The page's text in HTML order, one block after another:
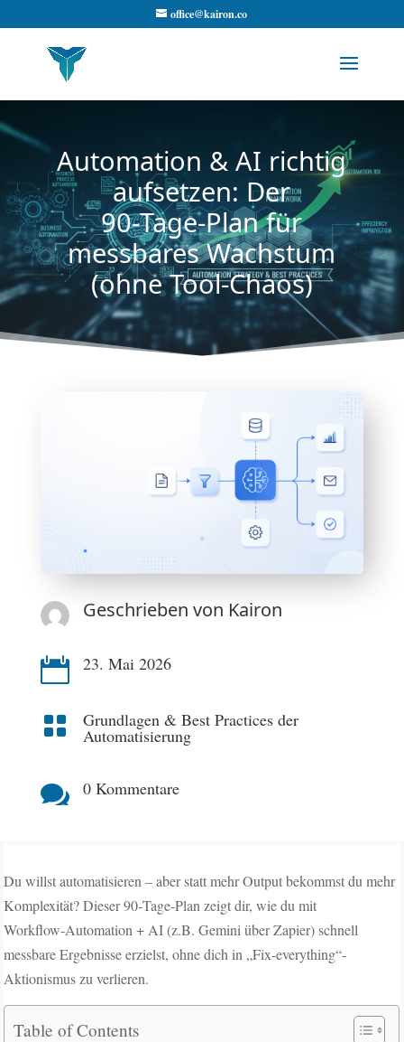
office@kairon.co
Automation & AI richtig
aufsetzen: Der
90‑Tage‑Plan für
messbares Wachstum
(ohne Tool-Chaos)
Geschrieben von Kairon
 23. Mai 2026
 Grundlagen & Best Practices der
Automatisierung
 0 Kommentare
Du willst automatisieren – aber statt mehr Output bekommst du mehr
Komplexität? Dieser 90‑Tage‑Plan zeigt dir, wie du mit
Workflow‑Automation + AI (z.B. Gemini über Zapier) schnell
messbare Ergebnisse erzielst, ohne dich in „Fix-everything“-
Aktionismus zu verlieren.
Table of Contents